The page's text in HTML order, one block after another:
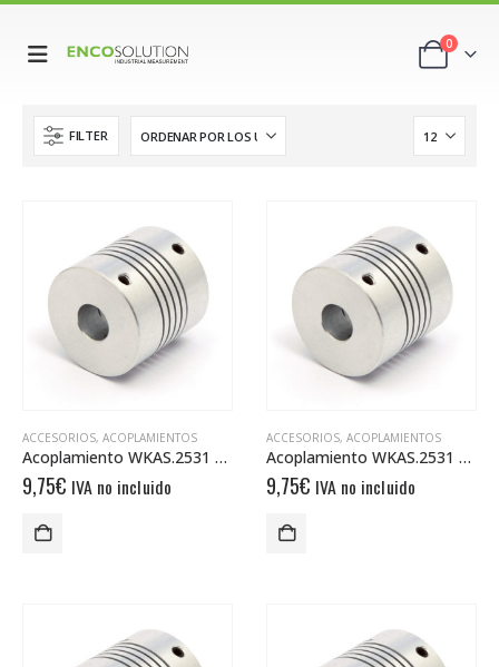
0
FILTER
ACCESORIOS, ACOPLAMIENTOS
Acoplamiento WKAS.2531 8/10
9,75€ IVA no incluido
ACCESORIOS, ACOPLAMIENTOS
Acoplamiento WKAS.2531 6/6
9,75€ IVA no incluido